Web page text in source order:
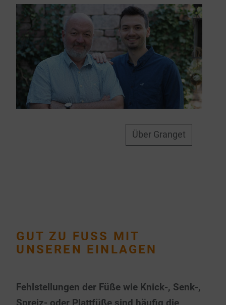
Über Granget
GUT ZU FUSS MIT
UNSEREN EINLAGEN
Fehlstellungen der Füße wie Knick-, Senk-,